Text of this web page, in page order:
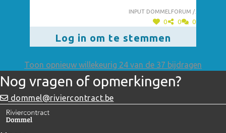
Input dommelforum /.
0 0 0
Log in om te stemmen
Toon opnieuw willekeurig 24 van de 37 bijdragen
Nog vragen of opmerkingen?
dommel@riviercontract.be